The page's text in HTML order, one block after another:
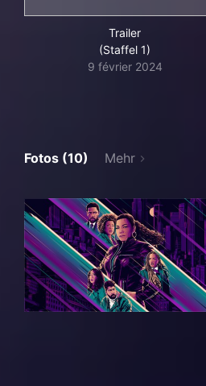
Trailer
(Staffel 1)
9 février 2024
Fotos (10) Mehr